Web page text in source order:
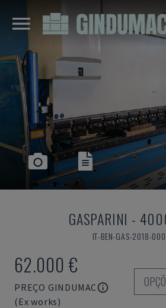
GASPARINI -
IT-BEN-GAS-2018-
62.000 €
PREÇO GINDUMAC
(Ex works)